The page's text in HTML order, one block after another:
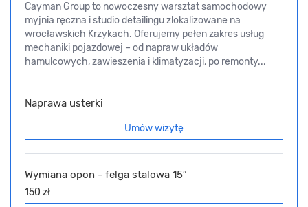
Cayman Group to nowoczesny warsztat samochodowy
myjnia ręczna i studio detailingu zlokalizowane na
wrocławskich Krzykach. Oferujemy pełen zakres usług
mechaniki pojazdowej – od napraw układów
hamulcowych, zawieszenia i klimatyzacji, po remonty...
Naprawa usterki
Umów wizytę
Wymiana opon - felga stalowa 15″
150 zł